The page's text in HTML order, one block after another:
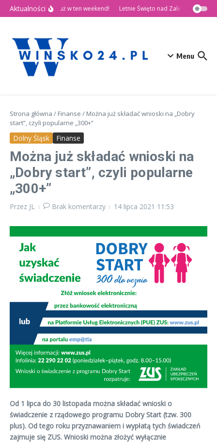
Przejdź do treści
Aktualności
🎉 Dni Wińska 2026 już w ten weekend! Letnie Święto nad Zalewem Słup
Menu
Strona główna / Finanse / Można już składać wnioski na „Dobry
start”, czyli popularne „300+”
Dolny Śląsk Finanse
Można już składać wnioski na
„Dobry start”, czyli popularne
„300+”
Przez JL Brak komentarzy 14 lipca 2021 11:53
Od 1 lipca do 30 listopada można składać wnioski o
świadczenie z rządowego programu Dobry Start (tzw. 300
plus). Od tego roku przyznawaniem i wypłatą tych świadczeń
zajmuje się ZUS. Wnioski można złożyć wyłącznie